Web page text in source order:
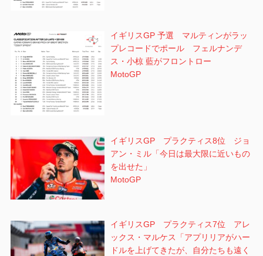
イギリスGP 予選 マルティンがラッ
プレコードでポール フェルナンデ
ス・小椋 藍がフロントロー
MotoGP
イギリスGP プラクティス8位 ジョ
アン・ミル「今日は最大限に近いもの
を出せた」
MotoGP
イギリスGP プラクティス7位 アレ
ックス・マルケス「アプリリアがハー
ドルを上げてきたが、自分たちも遠く